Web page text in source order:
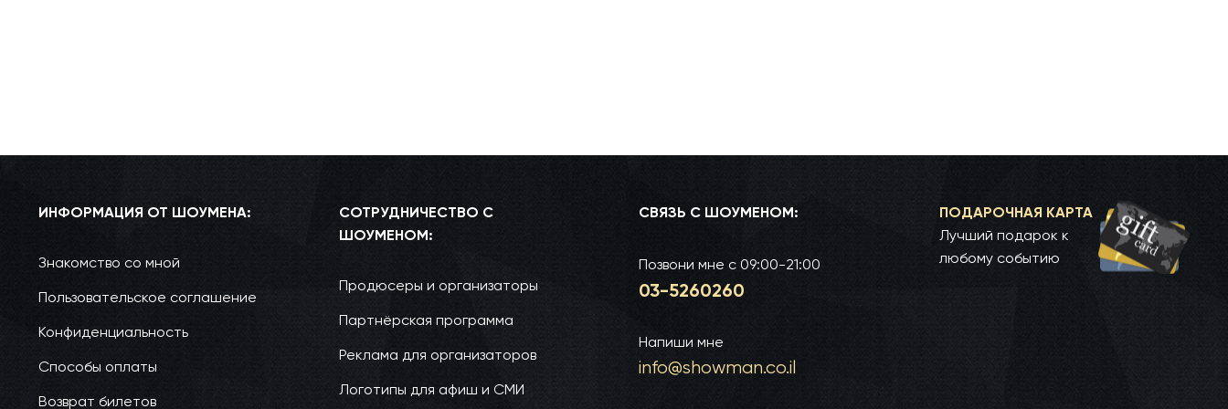
ИНФОРМАЦИЯ ОТ ШОУМЕНА:
Знакомство со мной
Пользовательское соглашение
Конфиденциальность
Способы оплаты
Возврат билетов
СОТРУДНИЧЕСТВО С
ШОУМЕНОМ:
Продюсеры и организаторы
Партнёрская программа
Реклама для организаторов
Логотипы для афиш и СМИ
СВЯЗЬ С ШОУМЕНОМ:
Позвони мне с 09:00-21:00
03-52­60­260
Напиши мне
info@show­man.co.il
ПОДАРОЧНАЯ КАРТА
Лучший подарок к
любому событию